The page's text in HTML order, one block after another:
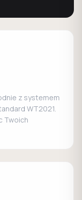
z systemem
WT2021.
Twoich